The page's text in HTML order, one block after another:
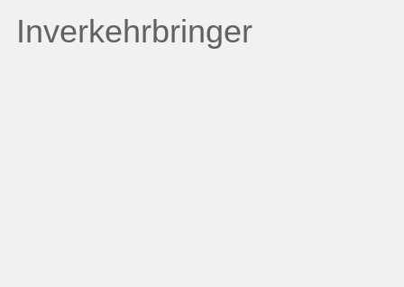
Inverkehrbringer